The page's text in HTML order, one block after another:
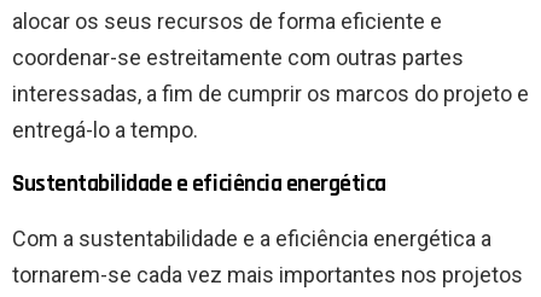
alocar os seus recursos de forma eficiente e
coordenar-se estreitamente com outras partes
interessadas, a fim de cumprir os marcos do projeto e
entregá-lo a tempo.
Sustentabilidade e eficiência energética
Com a sustentabilidade e a eficiência energética a
tornarem-se cada vez mais importantes nos projetos